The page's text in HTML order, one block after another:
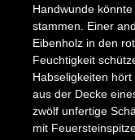
Handwunde
stammen. Einer
Eibenholz in den
Feuchtigkeit
Habseligkeiten
aus der Decke
zwölf unfertige
mit